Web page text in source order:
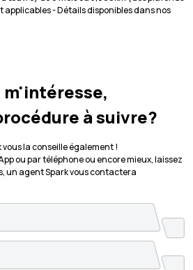
applicables - Détails disponibles dans nos
à suivre?
vous la conseille également !
ou par téléphone ou encore mieux, laissez
un agent Spark vous contactera